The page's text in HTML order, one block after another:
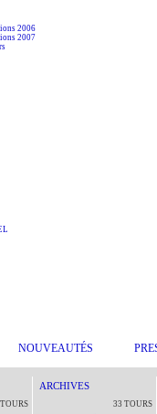
2006
2007
NOUVEAUTÉS
ARCHIVES
33 TOURS